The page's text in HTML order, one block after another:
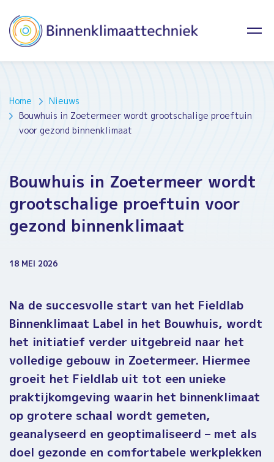
Home
Nieuws
Bouwhuis in Zoetermeer wordt grootschalige proeftuin
voor gezond binnenklimaat
Bouwhuis in Zoetermeer wordt
grootschalige proeftuin voor
gezond binnenklimaat
18 MEI 2026
Na de succesvolle start van het Fieldlab
Binnenklimaat Label in het Bouwhuis, wordt
het initiatief verder uitgebreid naar het
volledige gebouw in Zoetermeer. Hiermee
groeit het Fieldlab uit tot een unieke
praktijkomgeving waarin het binnenklimaat
op grotere schaal wordt gemeten,
geanalyseerd en geoptimaliseerd – met als
doel gezonde en comfortabele werkplekken